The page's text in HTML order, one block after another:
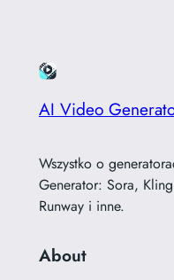
AI Video
Wszystko o
Generator: Sora,
Runway i inne.
About